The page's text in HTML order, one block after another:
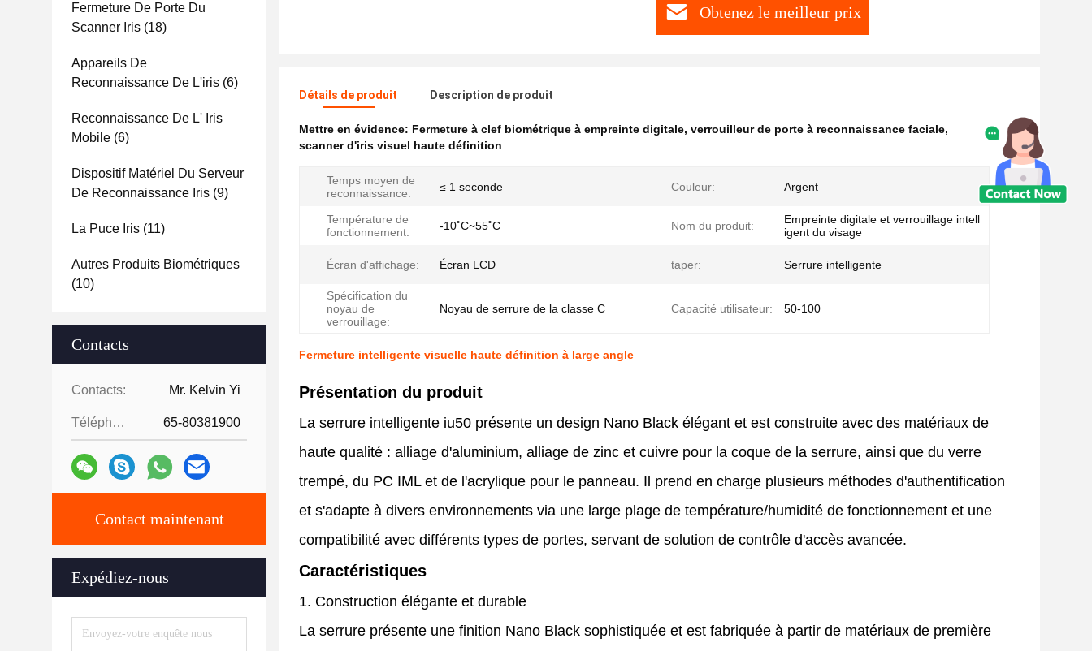
Fermeture De Porte Du
Scanner Iris (18)
Appareils De
Reconnaissance De L'iris (6)
Reconnaissance De L' Iris
Mobile (6)
Dispositif Matériel Du Serveur
De Reconnaissance Iris (9)
La Puce Iris (11)
Autres Produits Biométriques
(10)
Contacts
Contacts: Mr. Kelvin Yi
Téléphone: 65-80381900
Contact maintenant
Expédiez-nous
Obtenez le meilleur prix
Détails de produit Description de produit
Mettre en évidence: Fermeture à clef biométrique à empreinte digitale, verrouilleur de porte à reconnaissance faciale,
scanner d'iris visuel haute définition
Temps moyen de
reconnaissance:
≤ 1 seconde Couleur: Argent
Température de
fonctionnement:
-10˚C~55˚C Nom du produit:
Empreinte digitale et verrouillage intell
igent du visage
Écran d'affichage: Écran LCD taper: Serrure intelligente
Spécification du
noyau de
verrouillage:
Noyau de serrure de la classe C Capacité utilisateur: 50-100
Fermeture intelligente visuelle haute définition à large angle
Présentation du produit
La serrure intelligente iu50 présente un design Nano Black élégant et est construite avec des matériaux de
haute qualité : alliage d'aluminium, alliage de zinc et cuivre pour la coque de la serrure, ainsi que du verre
trempé, du PC IML et de l'acrylique pour le panneau. Il prend en charge plusieurs méthodes d'authentification
et s'adapte à divers environnements via une large plage de température/humidité de fonctionnement et une
compatibilité avec différents types de portes, servant de solution de contrôle d'accès avancée.
Caractéristiques
1. Construction élégante et durable
La serrure présente une finition Nano Black sophistiquée et est fabriquée à partir de matériaux de première